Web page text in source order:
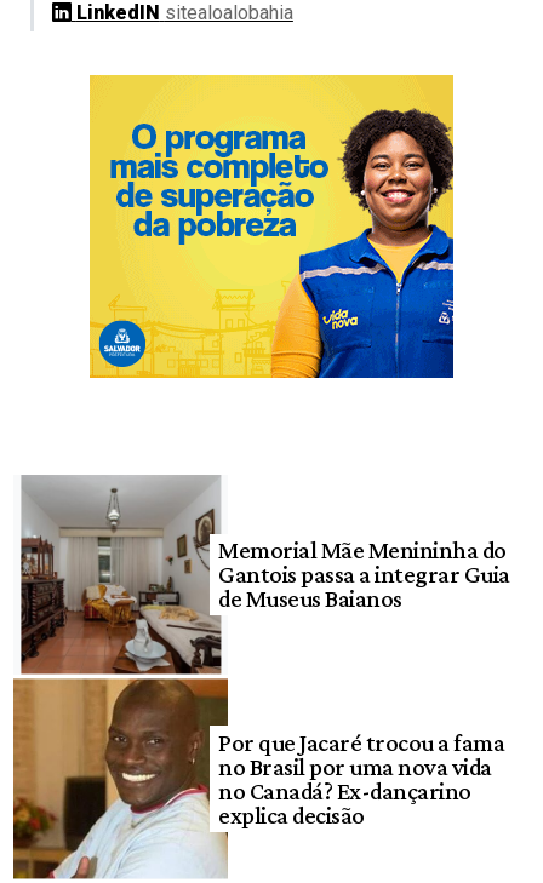
LinkedIN sitealoalobahia
Memorial Mãe Menininha do
Gantois passa a integrar Guia
de Museus Baianos
Por que Jacaré trocou a fama
no Brasil por uma nova vida
no Canadá? Ex-dançarino
explica decisão